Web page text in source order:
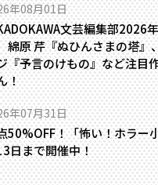
年08月01日
文芸編集部2026
綿原 芹『ぬひんさまの塔』
『予言のけもの』など注目
！
年07月31日
50%OFF！「怖い！ホラー
日まで開催中！